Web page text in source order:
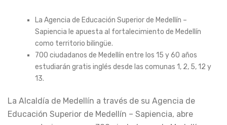
La Agencia de Educación Superior de Medellín –
Sapiencia le apuesta al fortalecimiento de Medellín
como territorio bilingüe.
700 ciudadanos de Medellín entre los 15 y 60 años
estudiarán gratis inglés desde las comunas 1, 2, 5, 12 y
13.
La Alcaldía de Medellín a través de su Agencia de
Educación Superior de Medellín – Sapiencia, abre